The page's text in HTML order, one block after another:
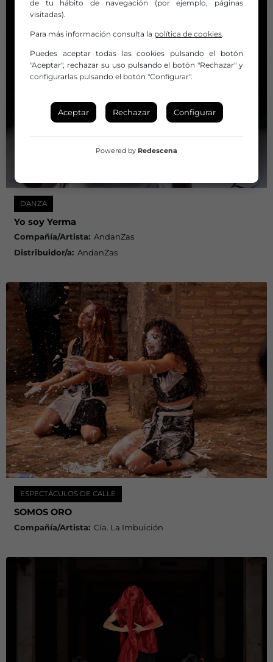
DANZA
Yo soy Yerma
Compañía/Artista: AndanZas
Distribuidor/a: AndanZas
ESPECTÁCULOS DE CALLE
SOMOS ORO
Compañía/Artista: Cía. La Imbuición
de tu hábito de navegación (por ejemplo, páginas
visitadas).
Para más información consulta la política de cookies.
Puedes aceptar todas las cookies pulsando el botón
"Aceptar", rechazar su uso pulsando el botón "Rechazar" y
configurarlas pulsando el botón "Configurar".
Aceptar Rechazar Configurar
Powered by Redescena